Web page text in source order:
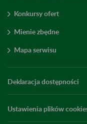
Konkursy ofert
Mienie zbędne
Mapa serwisu
Deklaracja dostępności
Ustawienia plików